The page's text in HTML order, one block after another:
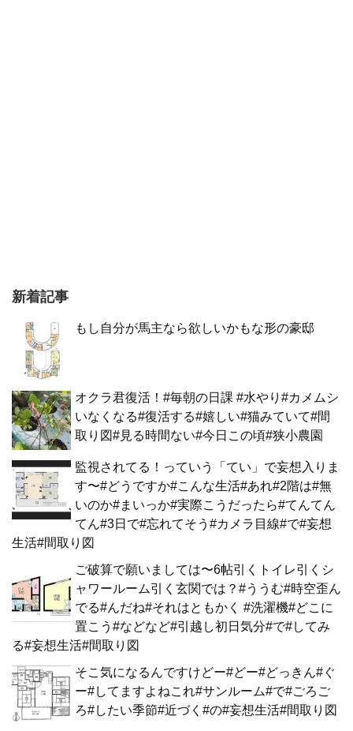
新着記事
もし自分が馬主なら欲しいかもな形の豪邸
オクラ君復活！#毎朝の日課 #水やり#カメムシ
いなくなる#復活する#嬉しい#猫みていて#間
取り図#見る時間ない#今日この頃#狭小農園
監視されてる！っていう「てい」で妄想入りま
す〜#どうですか#こんな生活#あれ#2階は#無
いのか#まいっか#実際こうだったら#てんてん
てん#3日で#忘れてそう#カメラ目線#で#妄想
生活#間取り図
ご破算で願いましては〜6帖引くトイレ引くシ
ャワールーム引く玄関では？#ううむ#時空歪ん
でる#んだね#それはともかく #洗濯機#どこに
置こう#などなど#引越し初日気分#で#してみ
る#妄想生活#間取り図
そこ気になるんですけどー#どー#どっきん#ぐ
ー#してますよねこれ#サンルーム#で#ごろご
ろ#したい季節#近づく#の#妄想生活#間取り図